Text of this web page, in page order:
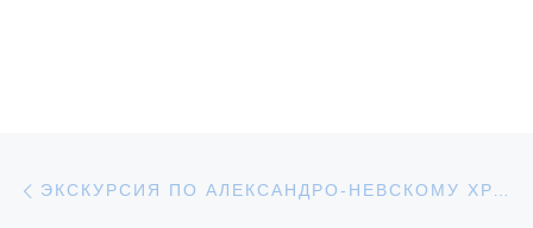
Навигация по записям